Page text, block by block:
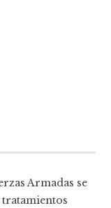
Armadas se